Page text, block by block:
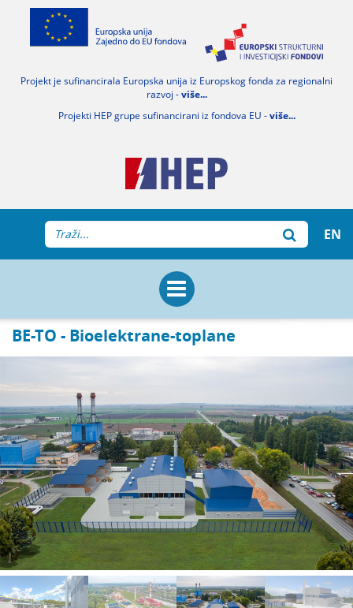
Projekt je sufinancirala Europska unija iz Europskog fonda za regionalni
razvoj -više...
Projekti HEP grupe sufinancirani iz fondova EU -više...
EN
BE-TO - Bioelektrane-toplane